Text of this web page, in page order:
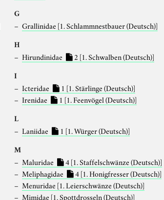
G
Grallinidae [1. Schlammnestbauer (Deutsch)]
H
Hirundinidae 2 [1. Schwalben (Deutsch)]
I
Icteridae 1 [1. Stärlinge (Deutsch)]
Irenidae
1 [1. Feenvögel (Deutsch)]
L
Laniidae 1 [1. Würger (Deutsch)]
M
Maluridae 4[1. Staffelschwänze (Deutsch)]
Meliphagidae
4[1. Honigfresser (Deutsch)]
Menuridae [1. Leierschwänze (Deutsch)]
Mimidae [1. Spottdrosseln (Deutsch)]